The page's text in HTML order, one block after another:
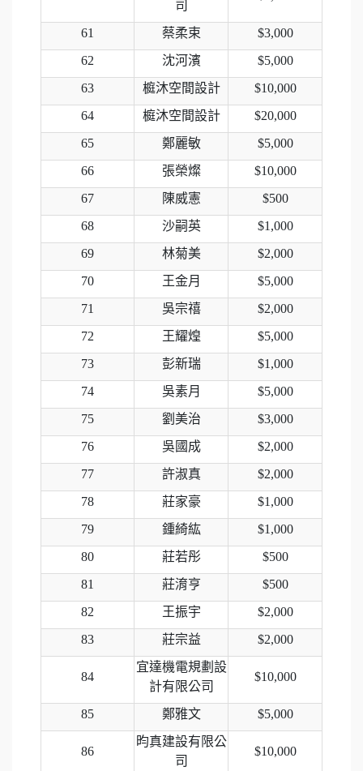
司
61 蔡柔束
$3,000
62
沈河濱
$5,000
63
榳沐空間設計
$10,000
64
榳沐空間設計
$20,000
65
鄭麗敏
$5,000
66
張榮燦
$10,000
67
陳威憲
$500
68
沙嗣英
$1,000
69
林菊美
$2,000
70
王金月
$5,000
71
吳宗禧
$2,000
72
王耀煌
$5,000
73
彭新瑞
$1,000
74
吳素月
$5,000
75
劉美治
$3,000
76
吳國成
$2,000
77
許淑真
$2,000
78
莊家豪
$1,000
79
鍾綺紘
$1,000
80
莊若彤
$500
81
莊淯亨
$500
82
王振宇
$2,000
83
莊宗益 $2,000
84
宜達機電規劃設
計有限公司
$10,000
85 鄭雅文 $5,000
86
昀真建設有限公
司
$10,000